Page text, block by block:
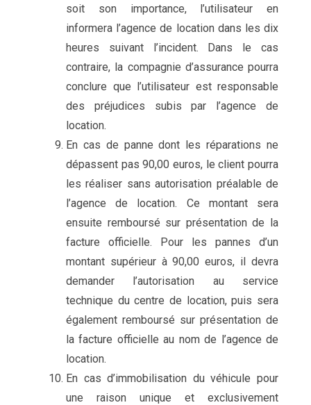
soit son importance, l’utilisateur en
informera l’agence de location dans les dix
heures suivant l’incident. Dans le cas
contraire, la compagnie d’assurance pourra
conclure que l’utilisateur est responsable
des préjudices subis par l’agence de
location.
En cas de panne dont les réparations ne
dépassent pas 90,00 euros, le client pourra
les réaliser sans autorisation préalable de
l’agence de location. Ce montant sera
ensuite remboursé sur présentation de la
facture officielle. Pour les pannes d’un
montant supérieur à 90,00 euros, il devra
demander l’autorisation au service
technique du centre de location, puis sera
également remboursé sur présentation de
la facture officielle au nom de l’agence de
location.
En cas d’immobilisation du véhicule pour
une raison unique et exclusivement